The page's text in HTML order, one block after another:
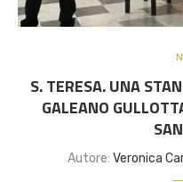
S. TERESA. UNA
GALEANO
Autore: Veronica